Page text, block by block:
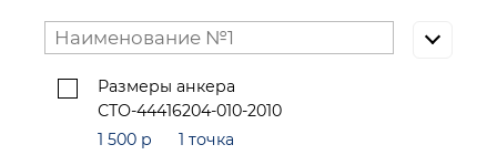
Размеры анкера
СТО-44416204-010-2010
1 500 р
1 точка